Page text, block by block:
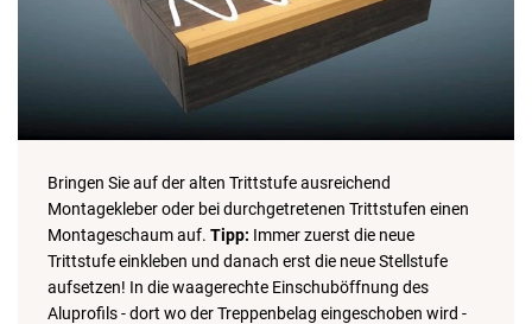
Bringen Sie auf der alten Trittstufe ausreichend
Montagekleber oder bei durchgetretenen Trittstufen einen
Montageschaum auf. Tipp: Immer zuerst die neue
Trittstufe einkleben und danach erst die neue Stellstufe
aufsetzen! In die waagerechte Einschuböffnung des
Aluprofils - dort wo der Treppenbelag eingeschoben wird -